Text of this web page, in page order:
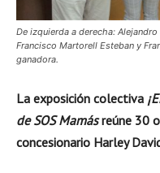
De izquierda a derecha:
Francisco Martorell Esteban y
ganadora.
La exposición colectiva
de SOS Mamásreúne 30
concesionario Harley